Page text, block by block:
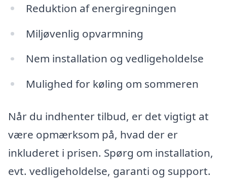
Reduktion af energiregningen
Miljøvenlig opvarmning
Nem installation og vedligeholdelse
Mulighed for køling om sommeren
Når du indhenter tilbud, er det vigtigt at
være opmærksom på, hvad der er
inkluderet i prisen. Spørg om installation,
evt. vedligeholdelse, garanti og support.